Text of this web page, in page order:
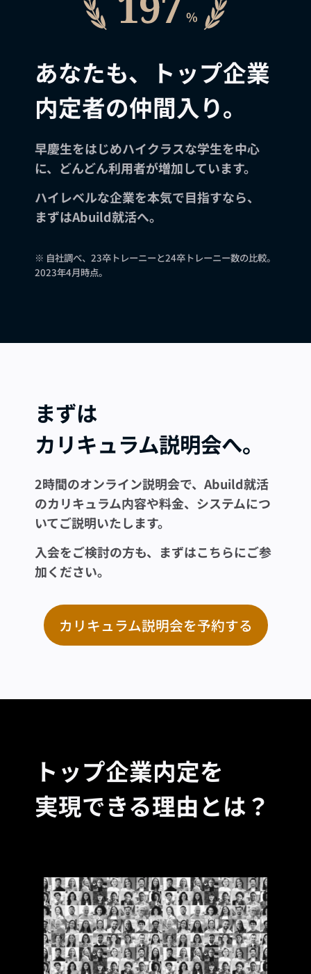
あなたも、トップ企業
内定者の仲間入り。
早慶生をはじめハイクラスな学生を中心
に、どんどん利用者が増加しています。
ハイレベルな企業を本気で目指すなら、
まずはAbuild就活へ。
※ 自社調べ、23卒トレーニーと24卒トレーニー数の比較。
2023年4月時点。
まずは
カリキュラム説明会へ。
2時間のオンライン説明会で、Abuild就活
のカリキュラム内容や料金、システムにつ
いてご説明いたします。
入会をご検討の方も、まずはこちらにご参
加ください。
カリキュラム説明会を予約する
トップ企業内定を
実現できる理由とは？